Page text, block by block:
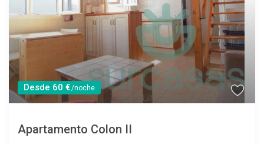
Desde 60 €/noche
Apartamento Colon II